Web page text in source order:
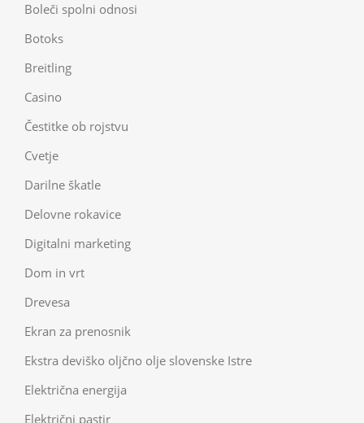
Boleči spolni odnosi
Botoks
Breitling
Casino
Čestitke ob rojstvu
Cvetje
Darilne škatle
Delovne rokavice
Digitalni marketing
Dom in vrt
Drevesa
Ekran za prenosnik
Ekstra deviško oljčno olje slovenske Istre
Električna energija
Električni pastir